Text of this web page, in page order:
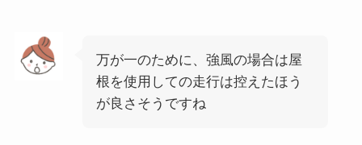
万が一のために、強風の場合は屋
根を使用しての走行は控えたほう
が良さそうですね